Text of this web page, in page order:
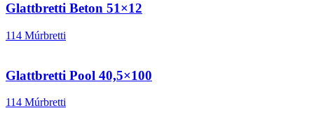
Glattbretti Beton 51×12
114 Múrbretti
Glattbretti Pool 40,5×100
114 Múrbretti